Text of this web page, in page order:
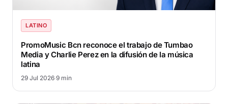
LATINO
PromoMusic Bcn reconoce el trabajo de Tumbao
Media y Charlie Perez en la difusión de la música
latina
29 Jul 2026·9 min